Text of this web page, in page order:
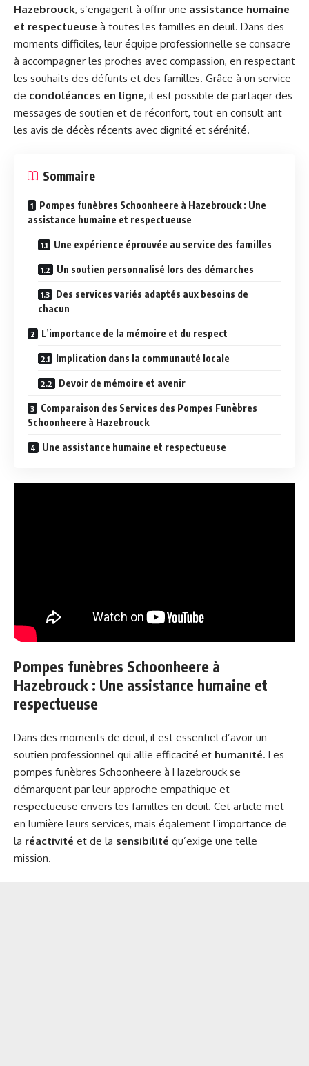
Hazebrouck, s’engagent à offrir une assistance humaine
et respectueuse à toutes les familles en deuil. Dans des
moments difficiles, leur équipe professionnelle se consacre
à accompagner les proches avec compassion, en respectant
les souhaits des défunts et des familles. Grâce à un service
de condoléances en ligne, il est possible de partager des
messages de soutien et de réconfort, tout en consult ant
les avis de décès récents avec dignité et sérénité.
Sommaire
Pompes funèbres Schoonheere à Hazebrouck : Une
assistance humaine et respectueuse
Une expérience éprouvée au service des familles
Un soutien personnalisé lors des démarches
Des services variés adaptés aux besoins de
chacun
L’importance de la mémoire et du respect
Implication dans la communauté locale
Devoir de mémoire et avenir
Comparaison des Services des Pompes Funèbres
Schoonheere à Hazebrouck
Une assistance humaine et respectueuse
Pompes funèbres Schoonheere à
Hazebrouck : Une assistance humaine et
respectueuse
Dans des moments de deuil, il est essentiel d’avoir un
soutien professionnel qui allie efficacité et humanité. Les
pompes funèbres Schoonheere à Hazebrouck se
démarquent par leur approche empathique et
respectueuse envers les familles en deuil. Cet article met
en lumière leurs services, mais également l’importance de
la réactivité et de la sensibilité qu’exige une telle
mission.